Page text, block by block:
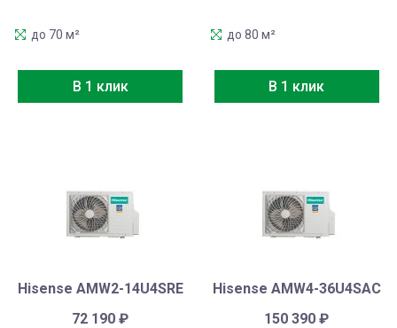
до 70 м²
В 1 клик
до 80 м²
В 1 клик
Hisense AMW2-14U4SRE
72 190₽
Hisense AMW4-36U4SAC
150 390₽